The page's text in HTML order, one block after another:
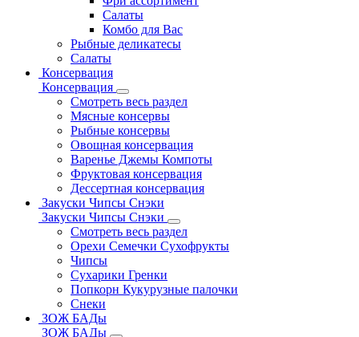
Салаты
Комбо для Вас
Рыбные деликатесы
Салаты
Консервация
Консервация
Смотреть весь раздел
Мясные консервы
Рыбные консервы
Овощная консервация
Варенье Джемы Компоты
Фруктовая консервация
Дессертная консервация
Закуски Чипсы Снэки
Закуски Чипсы Снэки
Смотреть весь раздел
Орехи Семечки Сухофрукты
Чипсы
Сухарики Гренки
Попкорн Кукурузные палочки
Снеки
ЗОЖ БАДы
ЗОЖ БАДы